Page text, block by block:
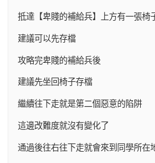
抵達【卑賤的補給兵】上方有一張椅
建議可以先存檔
攻略完卑賤的補給兵後
建議先坐回椅子存檔
繼續往下走就是第二個惡意的陷阱
這邊改難度就沒有變化了
通過後往右往下走就會來到同學所在